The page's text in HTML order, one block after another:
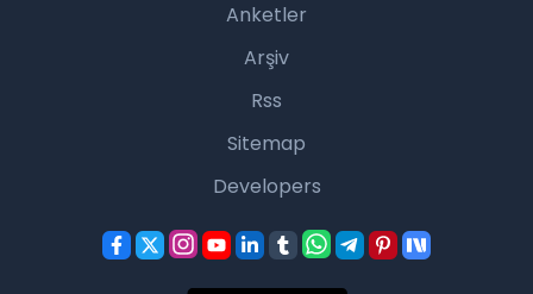
Anketler
Arşiv
Rss
Sitemap
Developers